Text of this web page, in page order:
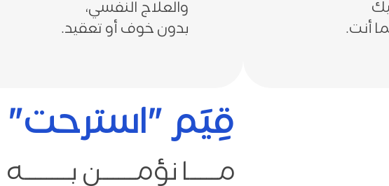
والعلاج النفسي،
بدون خوف أو تعقيد.
أنت.
قِيَم "استرحت"
مـــــا نؤمــــــن بــــــــه